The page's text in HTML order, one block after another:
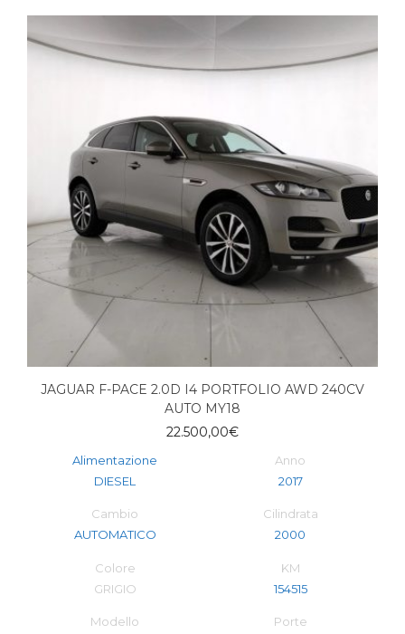
JAGUAR F-PACE 2.0D I4 PORTFOLIO AWD 240CV
AUTO MY18
22.500,00€
Alimentazione
DIESEL
Anno
2017
Cambio
AUTOMATICO
Cilindrata
2000
Colore
GRIGIO
KM
154515
Modello
Porte